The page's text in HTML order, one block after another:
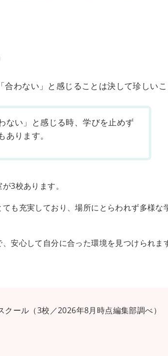
わない」と感じることは決して珍しいこ
ない」と感じる時、学びを止めず
ります。
3校あります。
も充実しており、場所にとらわれず多様な
安心して自分に合った環境を見つけられま
ール（3校／2026年8月時点編集部調べ）